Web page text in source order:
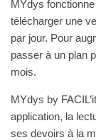
MYdys fonctionne
télécharger une
par jour. Pour
passer à un plan
mois.
MYdys by
application, la
ses devoirs à la